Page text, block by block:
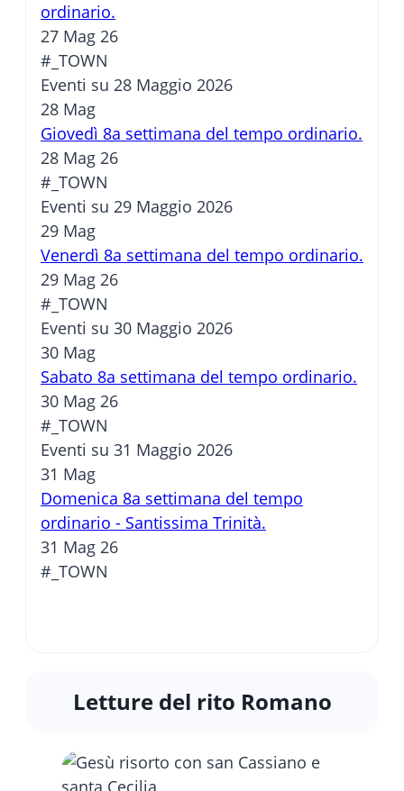
ordinario.
27 Mag 26
#_TOWN
Eventi su 28 Maggio 2026
28 Mag
Giovedì 8a settimana del tempo ordinario.
28 Mag 26
#_TOWN
Eventi su 29 Maggio 2026
29 Mag
Venerdì 8a settimana del tempo ordinario.
29 Mag 26
#_TOWN
Eventi su 30 Maggio 2026
30 Mag
Sabato 8a settimana del tempo ordinario.
30 Mag 26
#_TOWN
Eventi su 31 Maggio 2026
31 Mag
Domenica 8a settimana del tempo
ordinario - Santissima Trinità.
31 Mag 26
#_TOWN
Letture del rito Romano